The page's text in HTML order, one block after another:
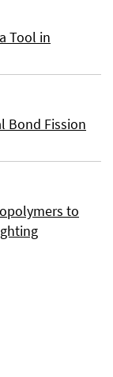
Tool in
Bond Fission
to